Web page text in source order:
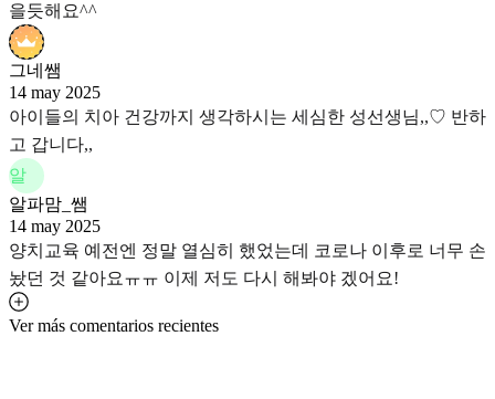
을듯해요^^
그네쌤
14 may 2025
아이들의 치아 건강까지 생각하시는 세심한 성선생님,,♡ 반하
고 갑니다,,
알
알파맘_쌤
14 may 2025
양치교육 예전엔 정말 열심히 했었는데 코로나 이후로 너무 손
놨던 것 같아요ㅠㅠ 이제 저도 다시 해봐야 겠어요!
Ver más comentarios recientes